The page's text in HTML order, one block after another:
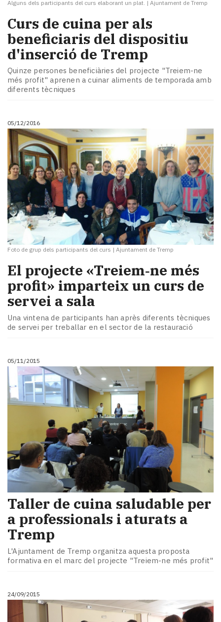
Alguns dels participants del curs elaborant un plat. | Ajuntament de Tremp
Curs de cuina per als
beneficiaris del dispositiu
d'inserció de Tremp
Quinze persones beneficiàries del projecte "Treiem-ne
més profit" aprenen a cuinar aliments de temporada amb
diferents tècniques
05/12/2016
Foto de grup dels participants del curs | Ajuntament de Tremp
El projecte «Treiem‑ne més
profit» imparteix un curs de
servei a sala
Una vintena de participants han après diferents tècniques
de servei per treballar en el sector de la restauració
05/11/2015
Taller de cuina saludable per
a professionals i aturats a
Tremp
L'Ajuntament de Tremp organitza aquesta proposta
formativa en el marc del projecte "Treiem-ne més profit"
24/09/2015